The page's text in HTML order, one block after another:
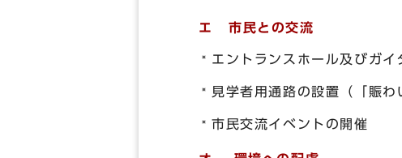
エ 市民との交流
エントランスホール及びガ
見学者用通路の設置（「賑わ
市民交流イベントの開催